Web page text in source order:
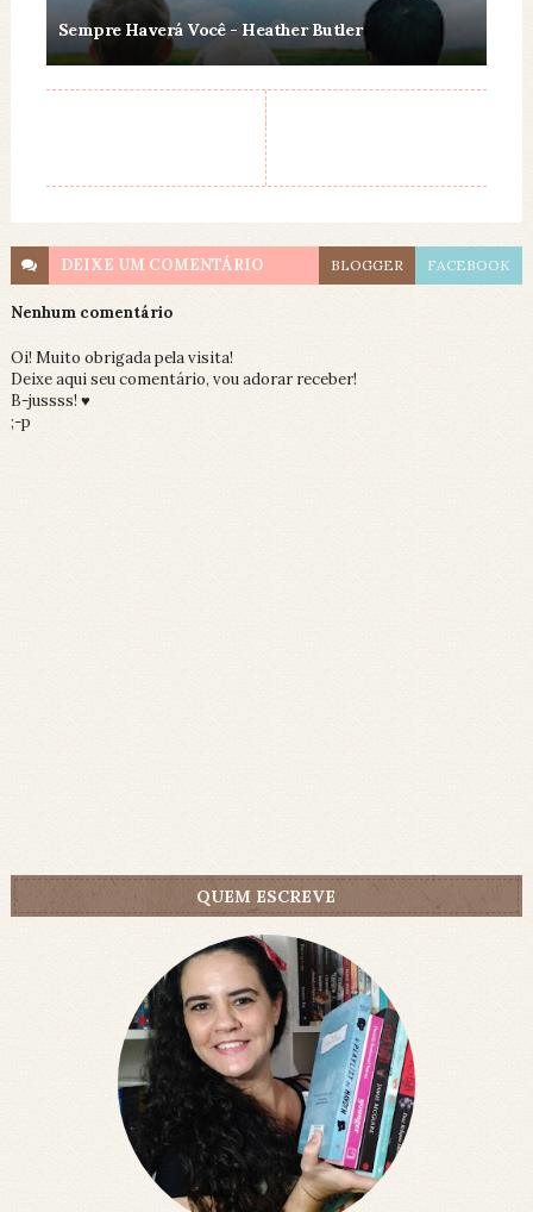
Sempre Haverá Você - Heather Butler
DEIXE UM COMENTÁRIO BLOGGER FACEBOOK
Nenhum comentário
Oi! Muito obrigada pela visita!
Deixe aqui seu comentário, vou adorar receber!
B-jussss! ♥
;-p
QUEM ESCREVE